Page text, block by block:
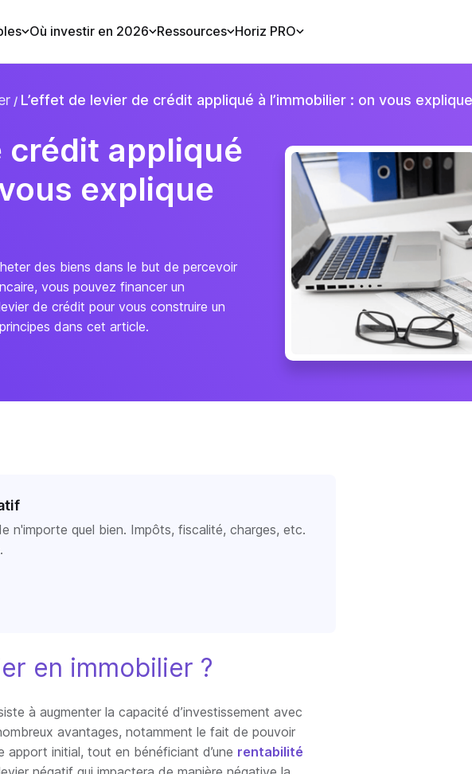
Où investir en 2026 Ressources Horiz PRO
L’effet de levier de crédit appliqué à l’immobilier : on vous
crédit appliqué
explique
des biens dans le but de percevoir
vous pouvez financer un
de crédit pour vous construire un
dans cet article.
n'importe quel bien. Impôts, fiscalité, charges, etc.
en immobilier ?
à augmenter la capacité d’investissement avec
avantages, notamment le fait de pouvoir
apport initial, tout en bénéficiant d’une rentabilité